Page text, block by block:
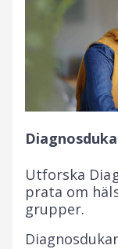
Utforska
prata om
grupper.
Diagnosdukar